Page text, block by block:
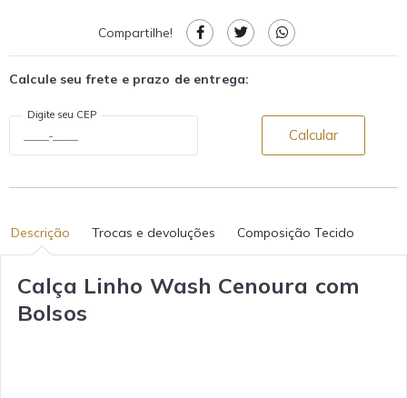
Compartilhe!
Calcule seu frete e prazo de entrega:
Digite seu CEP
Calcular
Descrição Trocas e devoluções Composição Tecido
Calça Linho Wash Cenoura com
Bolsos